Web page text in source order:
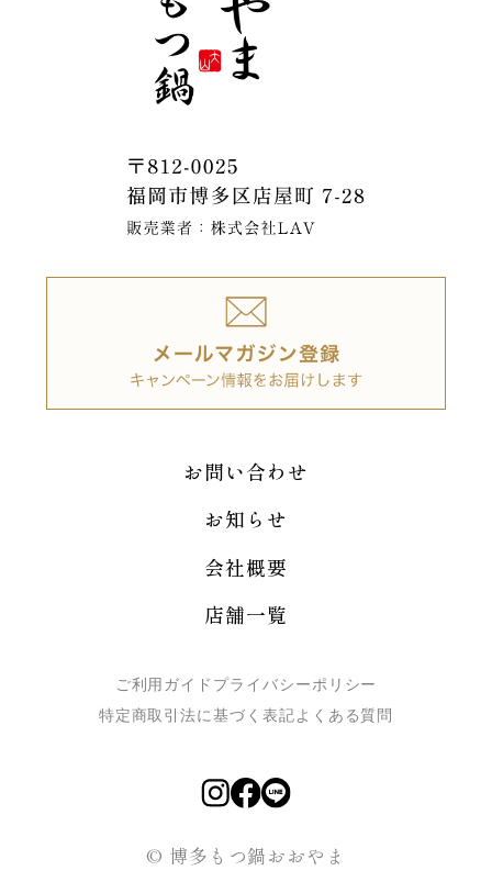
お問い合わせ
お知らせ
会社概要
店舗一覧
ご利用ガイド プライバシーポリシー
特定商取引法に基づく表記よくある質問
© 博多もつ鍋おおやま